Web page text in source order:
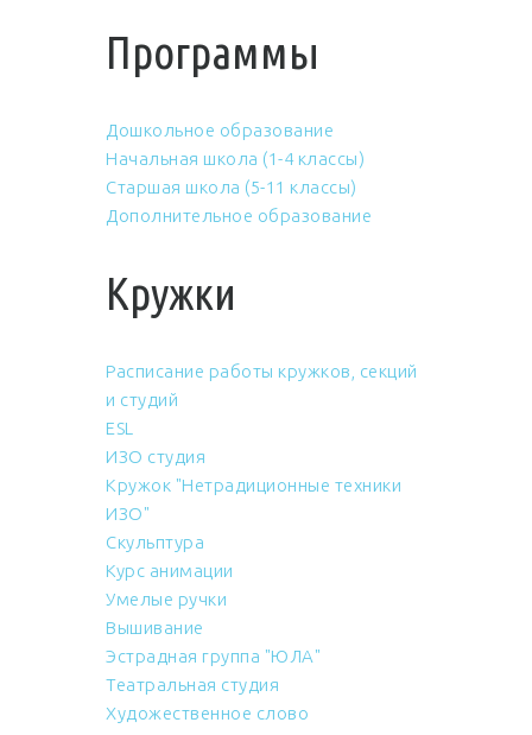
Программы
Дошкольное образование
Начальная школа (1-4 классы)
Старшая школа (5-11 классы)
Дополнительное образование
Кружки
Расписание работы кружков, секций
и студий
ESL
ИЗО студия
Кружок "Нетрадиционные техники
ИЗО"
Скульптура
Курс анимации
Умелые ручки
Вышивание
Эстрадная группа "ЮЛА"
Театральная студия
Художественное слово